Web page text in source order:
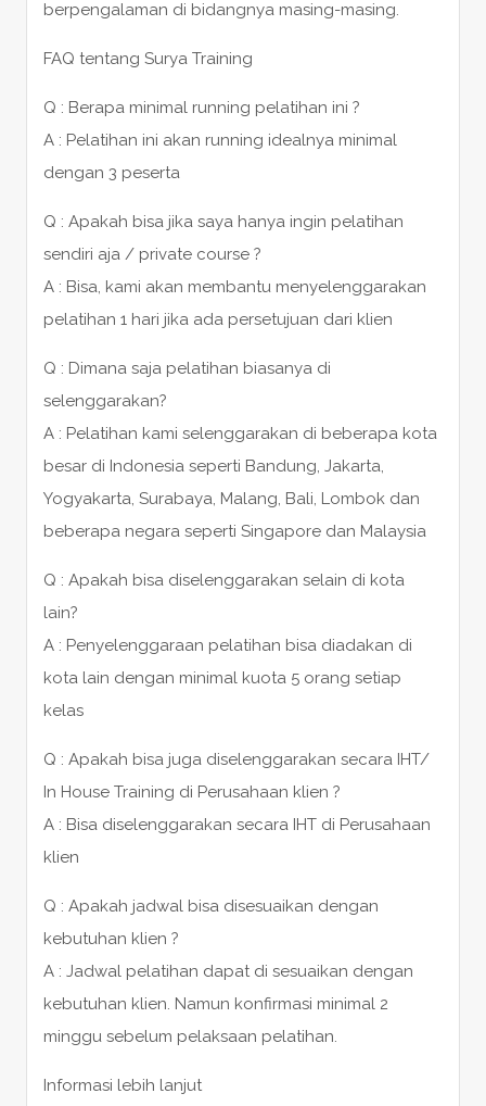
berpengalaman di bidangnya masing-masing.
FAQ tentang Surya Training
Q : Berapa minimal running pelatihan ini ?
A : Pelatihan ini akan running idealnya minimal
dengan 3 peserta
Q : Apakah bisa jika saya hanya ingin pelatihan
sendiri aja / private course ?
A : Bisa, kami akan membantu menyelenggarakan
pelatihan 1 hari jika ada persetujuan dari klien
Q : Dimana saja pelatihan biasanya di
selenggarakan?
A : Pelatihan kami selenggarakan di beberapa kota
besar di Indonesia seperti Bandung, Jakarta,
Yogyakarta, Surabaya, Malang, Bali, Lombok dan
beberapa negara seperti Singapore dan Malaysia
Q : Apakah bisa diselenggarakan selain di kota
lain?
A : Penyelenggaraan pelatihan bisa diadakan di
kota lain dengan minimal kuota 5 orang setiap
kelas
Q : Apakah bisa juga diselenggarakan secara IHT/
In House Training di Perusahaan klien ?
A : Bisa diselenggarakan secara IHT di Perusahaan
klien
Q : Apakah jadwal bisa disesuaikan dengan
kebutuhan klien ?
A : Jadwal pelatihan dapat di sesuaikan dengan
kebutuhan klien. Namun konfirmasi minimal 2
minggu sebelum pelaksaan pelatihan.
Informasi lebih lanjut